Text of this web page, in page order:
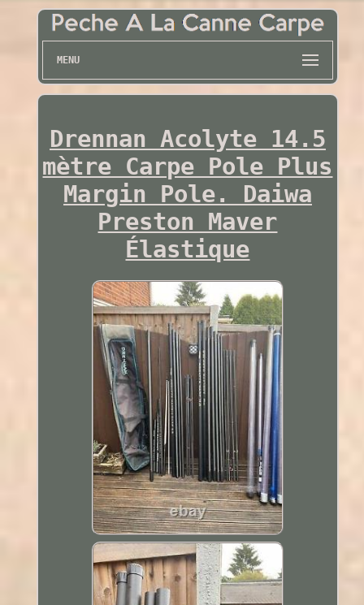
MENU
Drennan Acolyte 14.5
mètre Carpe Pole Plus
Margin Pole. Daiwa
Preston Maver
Élastique